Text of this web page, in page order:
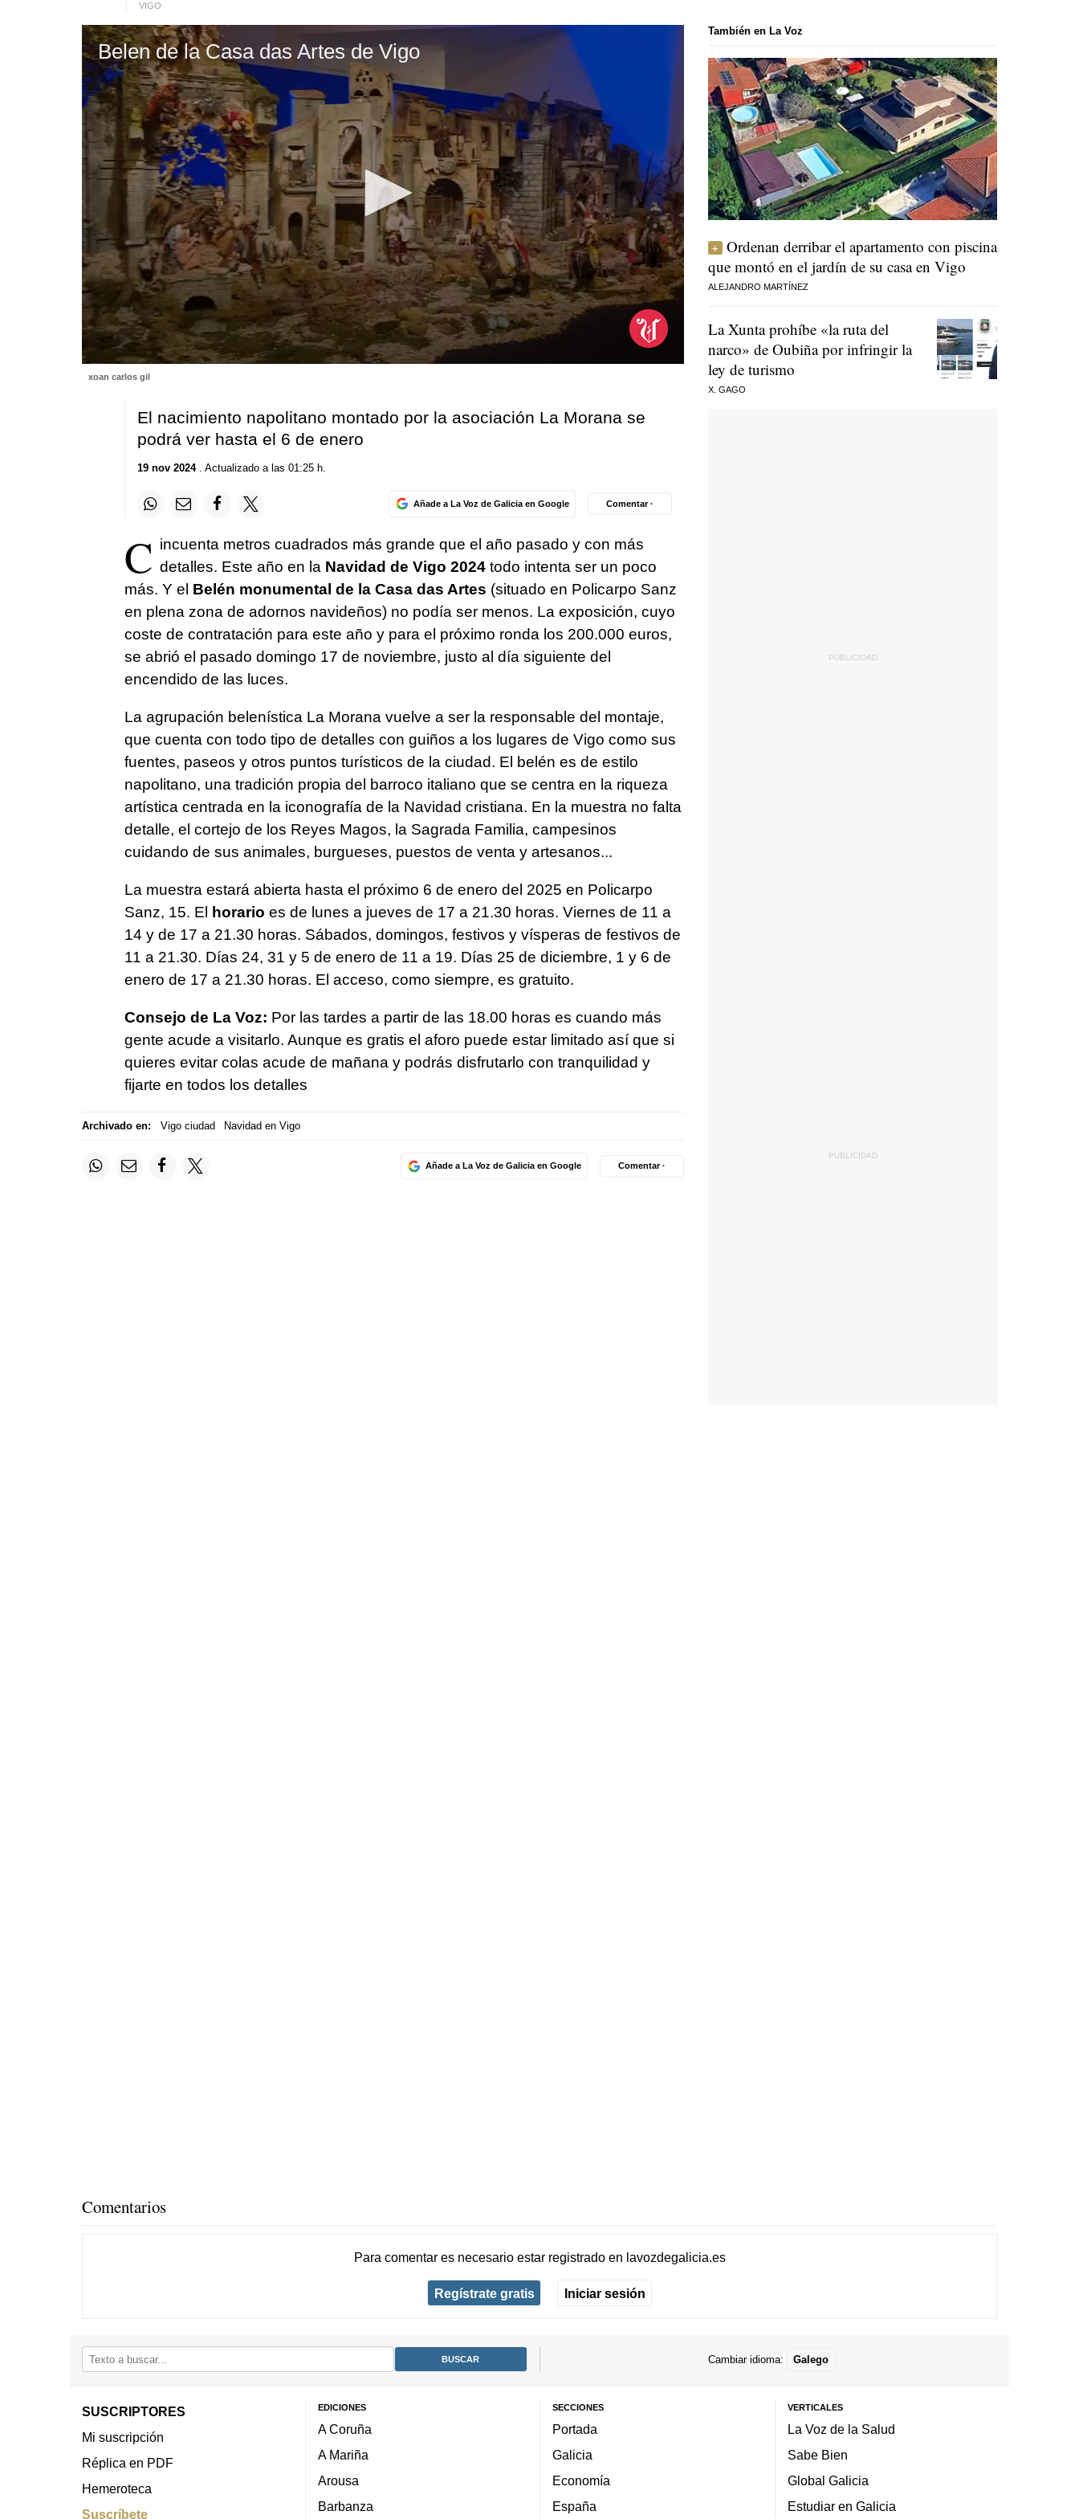
VIGO
Belen de la Casa das Artes de Vigo
seconds
Volume
xoan carlos gil
El nacimiento napolitano montado por la asociación La Morana se
podrá ver hasta el 6 de enero
19 nov 2024. Actualizado a las 01:25 h.
Añade a La Voz de Galicia en Google Comentar ·
C incuenta metros cuadrados más grande que el año pasado y con más
detalles. Este año en la Navidad de Vigo 2024todo intenta ser un poco
más. Y el Belén monumental de la Casa das Artes (situado en Policarpo Sanz
en plena zona de adornos navideños) no podía ser menos. La exposición, cuyo
coste de contratación para este año y para el próximo ronda los 200.000 euros,
se abrió el pasado domingo 17 de noviembre, justo al día siguiente del
encendido de las luces.
La agrupación belenística La Morana vuelve a ser la responsable del montaje,
que cuenta con todo tipo de detalles con guiños a los lugares de Vigo como sus
fuentes, paseos y otros puntos turísticos de la ciudad. El belén es de estilo
napolitano, una tradición propia del barroco italiano que se centra en la riqueza
artística centrada en la iconografía de la Navidad cristiana. En la muestra no falta
detalle, el cortejo de los Reyes Magos, la Sagrada Familia, campesinos
cuidando de sus animales, burgueses, puestos de venta y artesanos...
La muestra estará abierta hasta el próximo 6 de enero del 2025 en Policarpo
Sanz, 15. El horario es de lunes a jueves de 17 a 21.30 horas. Viernes de 11 a
14 y de 17 a 21.30 horas. Sábados, domingos, festivos y vísperas de festivos de
11 a 21.30. Días 24, 31 y 5 de enero de 11 a 19. Días 25 de diciembre, 1 y 6 de
enero de 17 a 21.30 horas. El acceso, como siempre, es gratuito.
Consejo de La Voz: Por las tardes a partir de las 18.00 horas es cuando más
gente acude a visitarlo. Aunque es gratis el aforo puede estar limitado así que si
quieres evitar colas acude de mañana y podrás disfrutarlo con tranquilidad y
fijarte en todos los detalles
Archivado en: Vigo ciudad Navidad en Vigo
Añade a La Voz de Galicia en Google Comentar ·
También en La Voz
Ordenan derribar el apartamento con piscina
que montó en el jardín de su casa en Vigo
ALEJANDRO MARTÍNEZ
La Xunta prohíbe «la ruta del
narco» de Oubiña por infringir la
ley de turismo
X. GAGO
Comentarios
Para comentar es necesario estar registradoen lavozdegalicia.es
Regístrate gratis Iniciar sesión
Cambiar idioma: Galego
SUSCRIPTORES
Mi suscripción
Réplica en PDF
Hemeroteca
Suscríbete
EDICIONES
A Coruña
A Mariña
Arousa
Barbanza
SECCIONES
Portada
Galicia
Economía
España
VERTICALES
La Voz de la Salud
Sabe Bien
Global Galicia
Estudiar en Galicia